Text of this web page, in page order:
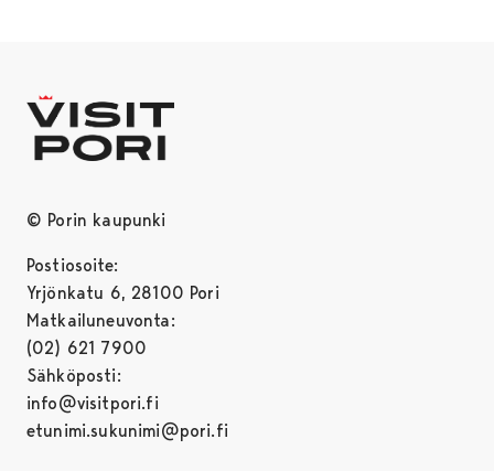
© Porin kaupunki
Postiosoite:
Yrjönkatu 6, 28100 Pori
Matkailuneuvonta:
(02) 621 7900
Sähköposti:
info@visitpori.fi
etunimi.sukunimi@pori.fi